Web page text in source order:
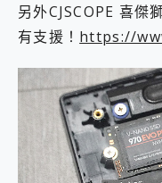
另外CJSCOPE 喜傑
有支援！ https://